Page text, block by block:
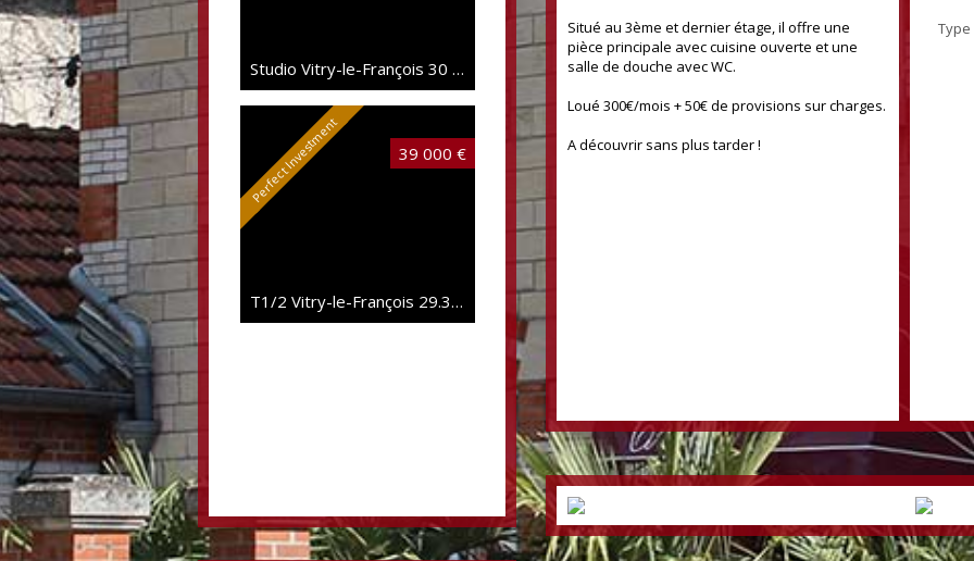
Studio Vitry-le-François 30 sqm
Perfect Investment 39 000 €
T1/2 Vitry-le-François 29.38 sqm
Situé au 3ème et dernier étage, il offre une
pièce principale avec cuisine ouverte et une
salle de douche avec WC.
Loué 300€/mois + 50€ de provisions sur charges.
A découvrir sans plus tarder !